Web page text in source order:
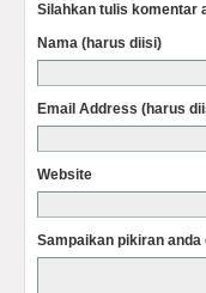
Silahkan tulis komentar
Nama (harus diisi)
Email Address (harus
Website
Sampaikan pikiran anda